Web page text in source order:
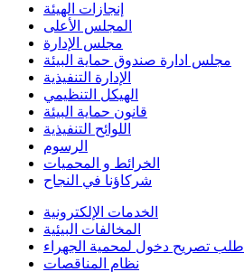
إنجازات الهيئة
المجلس الأعلى
مجلس الإدارة
مجلس ادارة صندوق حماية البيئة
الإدارة التنفيذية
الهيكل التنظيمي
قانون حماية البيئة
اللوائح التنفيذية
الرسوم
الخرائط و المحميات
شركاؤنا في النجاح
الخدمات الإلكترونية
المخالفات البيئية
طلب تصريح دخول لمحمية الجهراء
نظام المناقصات